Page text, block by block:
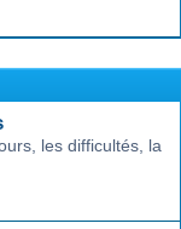
e
les difficultés, la